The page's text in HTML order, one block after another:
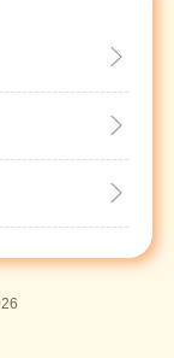


